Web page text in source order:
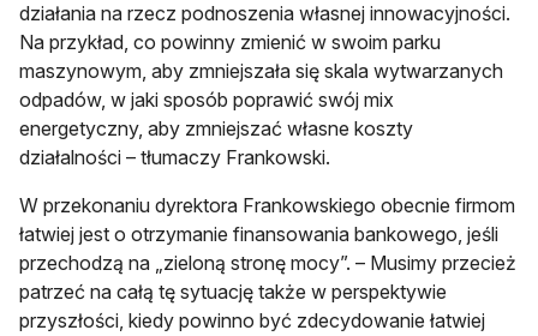
działania na rzecz podnoszenia własnej innowacyjności.
Na przykład, co powinny zmienić w swoim parku
maszynowym, aby zmniejszała się skala wytwarzanych
odpadów, w jaki sposób poprawić swój mix
energetyczny, aby zmniejszać własne koszty
działalności – tłumaczy Frankowski.
W przekonaniu dyrektora Frankowskiego obecnie firmom
łatwiej jest o otrzymanie finansowania bankowego, jeśli
przechodzą na „zieloną stronę mocy”. – Musimy przecież
patrzeć na całą tę sytuację także w perspektywie
przyszłości, kiedy powinno być zdecydowanie łatwiej